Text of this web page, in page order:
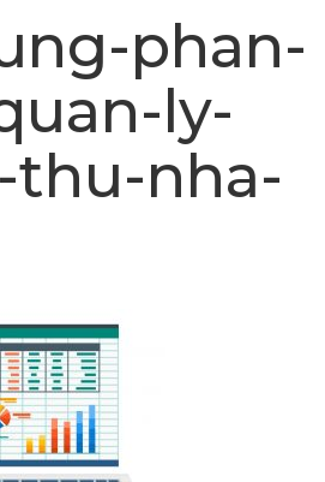
phan-
ly-
thu-nha-